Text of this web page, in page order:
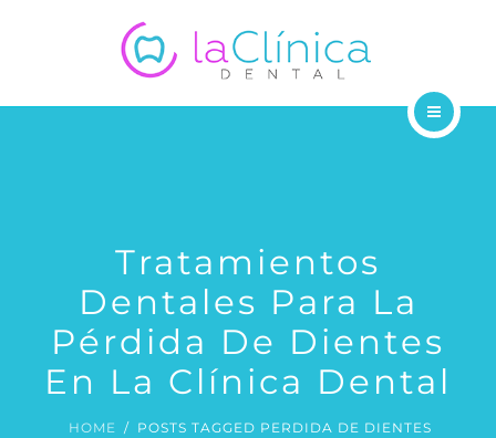
CONTÁCTANOS
Tratamientos
Dentales Para La
Pérdida De Dientes
En La Clínica Dental
HOME POSTS TAGGED PERDIDA DE DIENTES